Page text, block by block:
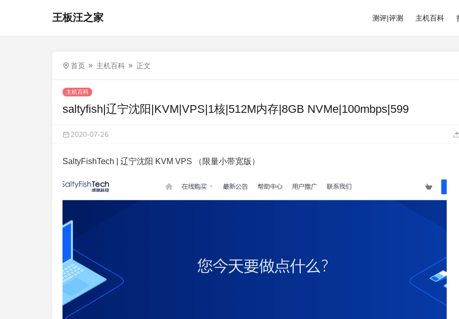
王板汪之家 测评|评测 主机百科
首页 主机百科 正文
主机百科
saltyfish|辽宁沈阳|KVM|VPS|1核|512M内存|8GB NVMe|100mbps|599
2020-07-26
SaltyFishTech | 辽宁沈阳 KVM VPS （限量小带宽版）